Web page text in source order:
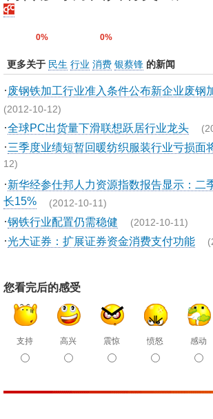
0% 0%
更多关于 民生 行业 消费 银蔡锋 的新闻
· 废钢铁加工行业准入条件公布新企业废钢
(2012-10-12)
·全球PC出货量下滑联想跃居行业龙头
·三季度业绩短暂回暖纺织服装行业亏损面
12)
·新华经参仕邦人力资源指数报告显示：二
长15% (2012-10-11)
·钢铁行业配置仍需稳健 (2012-10-11)
·光大证券：扩展证券资金消费支付功能
您看完后的感受
支持 高兴 震惊 愤怒 感动